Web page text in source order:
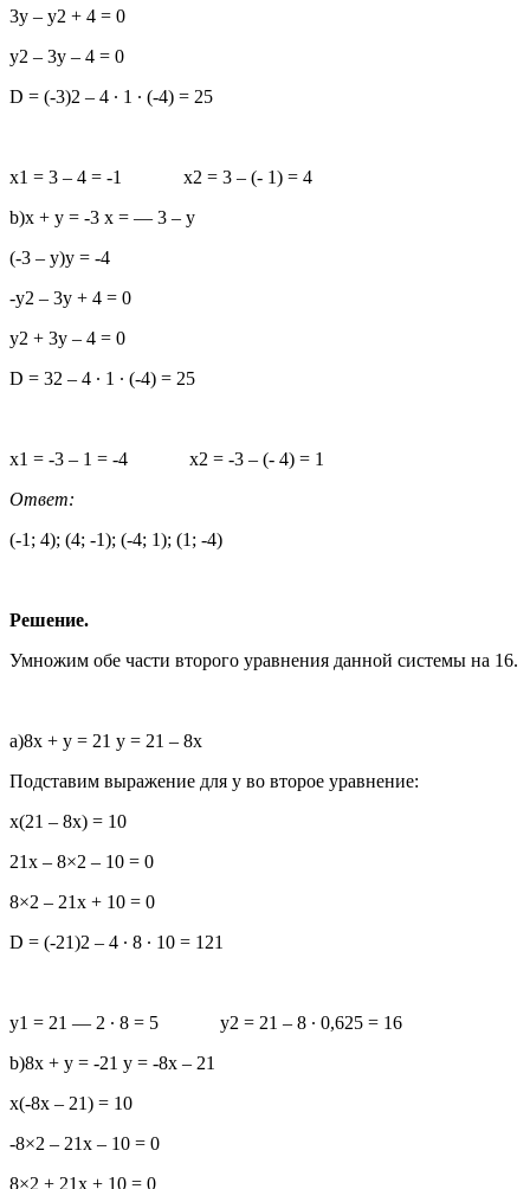
3y – y2 + 4 = 0
y2 – 3y – 4 = 0
D = (-3)2 – 4 ∙ 1 ∙ (-4) = 25
x1 = 3 – 4 = -1 x2 = 3 – (- 1) = 4
b)x + y = -3 x = — 3 – y
(-3 – y)y = -4
-y2 – 3y + 4 = 0
y2 + 3y – 4 = 0
D = 32 – 4 ∙ 1 ∙ (-4) = 25
x1 = -3 – 1 = -4 x2 = -3 – (- 4) = 1
Ответ:
(-1; 4); (4; -1); (-4; 1); (1; -4)
Решение.
Умножим обе части второго уравнения данной системы на 16.
a)8x + y = 21 y = 21 – 8x
Подставим выражение для y во второе уравнение:
x(21 – 8x) = 10
21x – 8×2 – 10 = 0
8×2 – 21x + 10 = 0
D = (-21)2 – 4 ∙ 8 ∙ 10 = 121
y1 = 21 — 2 ∙ 8 = 5 y2 = 21 – 8 ∙ 0,625 = 16
b)8x + y = -21 y = -8x – 21
x(-8x – 21) = 10
-8×2 – 21x – 10 = 0
8×2 + 21x + 10 = 0